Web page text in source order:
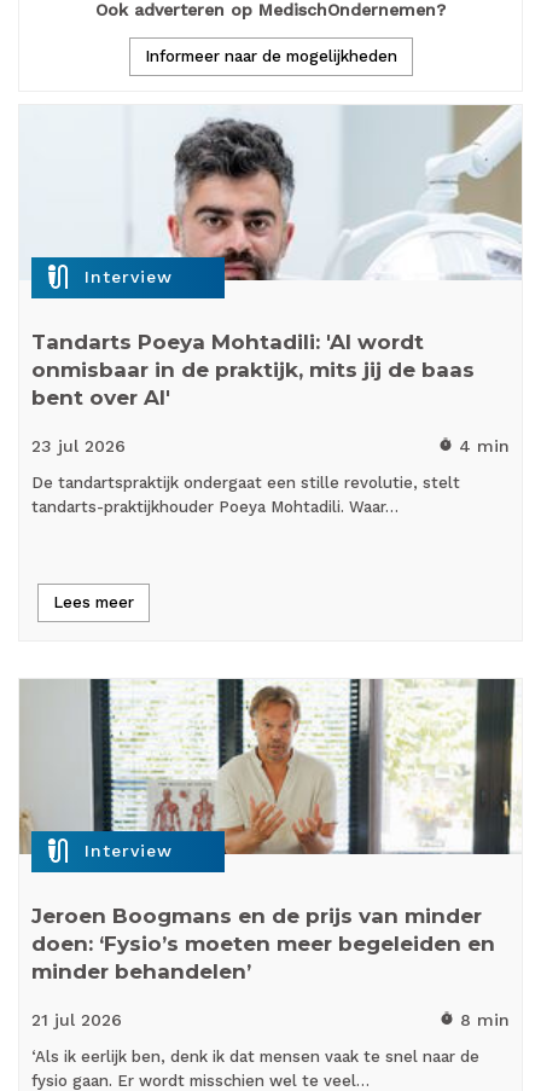
Ook adverteren op MedischOndernemen?
Informeer naar de mogelijkheden
mic_external_on Interview
Tandarts Poeya Mohtadili: 'AI wordt
onmisbaar in de praktijk, mits jij de baas
bent over AI'
23 jul 2026 timer 4 min
De tandartspraktijk ondergaat een stille revolutie, stelt
tandarts-praktijkhouder Poeya Mohtadili. Waar…
Lees meer
mic_external_on Interview
Jeroen Boogmans en de prijs van minder
doen: ‘Fysio’s moeten meer begeleiden en
minder behandelen’
21 jul 2026 timer 8 min
‘Als ik eerlijk ben, denk ik dat mensen vaak te snel naar de
fysio gaan. Er wordt misschien wel te veel…